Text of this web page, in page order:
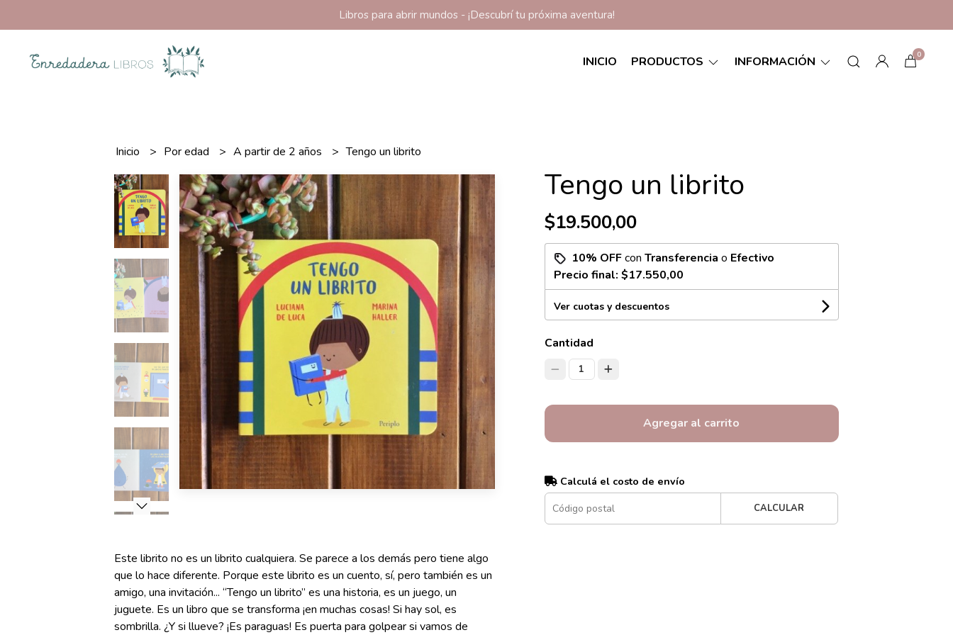
Libros para abrir mundos - ¡Descubrí tu próxima aventura!
INICIO PRODUCTOS INFORMACIÓN 0
Inicio Por edad A partir de 2 años Tengo un librito
Este librito no es un librito cualquiera. Se parece a los demás pero tiene algo
que lo hace diferente. Porque este librito es un cuento, sí, pero también es un
amigo, una invitación... “Tengo un librito” es una historia, es un juego, un
juguete. Es un libro que se transforma ¡en muchas cosas! Si hay sol, es
sombrilla. ¿Y si llueve? ¡Es paraguas! Es puerta para golpear si vamos de
Tengo un librito
$19.500,00
10% OFFcon Transferencia o Efectivo
Precio final: $17.550,00
Ver cuotas y descuentos
Cantidad
1
Agregar al carrito
Calculá el costo de envío
CALCULAR